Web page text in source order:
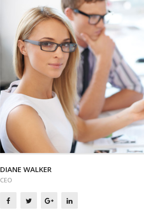
DIANE WALKER
CEO